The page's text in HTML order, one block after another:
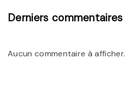
l
e
Derniers commentaires
Aucun commentaire à afficher.